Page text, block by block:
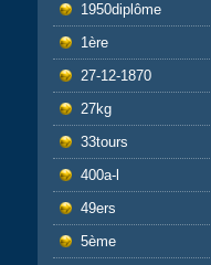
1950diplôme
1ère
27-12-1870
27kg
33tours
400a-l
49ers
5ème